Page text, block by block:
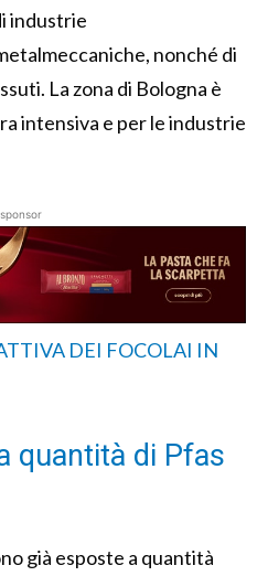
industrie
nonché di
La zona di Bologna è
intensiva e per le industrie
sponsor
DEI FOCOLAI IN
quantità di Pfas
già esposte a quantità